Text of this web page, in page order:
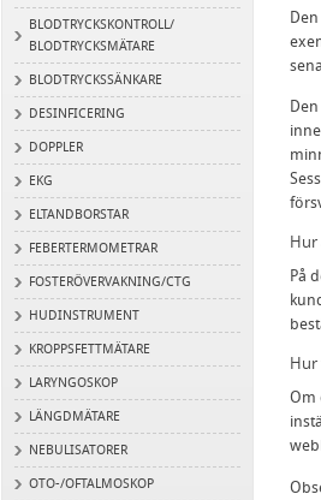
BLODTRYCKSKONTROLL/
BLODTRYCKSMÄTARE
BLODTRYCKSSÄNKARE
DESINFICERING
DOPPLER
EKG
ELTANDBORSTAR
FEBERTERMOMETRAR
FOSTERÖVERVAKNING/CTG
HUDINSTRUMENT
KROPPSFETTMÄTARE
LARYNGOSKOP
LÄNGDMÄTARE
NEBULISATORER
OTO-/OFTALMOSKOP
Hur
På
Hur
Om